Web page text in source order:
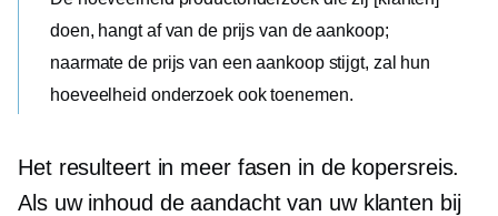
doen, hangt af van de prijs van de aankoop;
naarmate de prijs van een aankoop stijgt, zal hun
hoeveelheid onderzoek ook toenemen.
Het resulteert in meer fasen in de kopersreis.
Als uw inhoud de aandacht van uw klanten bij